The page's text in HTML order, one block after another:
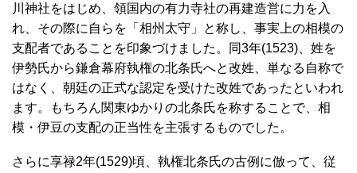
川神社をはじめ、領国内の有力寺社の再建造営に力を入
れ、その際に自らを「相州太守」と称し、事実上の相模の
支配者であることを印象づけました。同3年(1523)、姓を
伊勢氏から鎌倉幕府執権の北条氏へと改姓、単なる自称で
はなく、朝廷の正式な認定を受けた改姓であったといわれ
ます。もちろん関東ゆかりの北条氏を称することで、相
模・伊豆の支配の正当性を主張するものでした。
さらに享禄2年(1529)頃、執権北条氏の古例に倣って、従